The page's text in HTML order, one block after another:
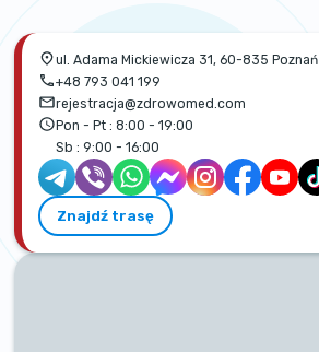
ul. Adama Mickiewicza 31, 60-835 Poznań
+48 793 041 199
rejestracja@zdrowomed.com
Pon - Pt : 8:00 - 19:00
Sb : 9:00 - 16:00
Znajdź trasę